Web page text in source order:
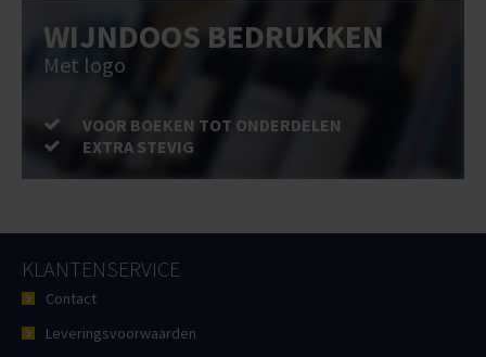
WIJNDOOS BEDRUKKEN
Met logo
VOOR BOEKEN TOT ONDERDELEN
EXTRA STEVIG
KLANTENSERVICE
Contact
Leveringsvoorwaarden